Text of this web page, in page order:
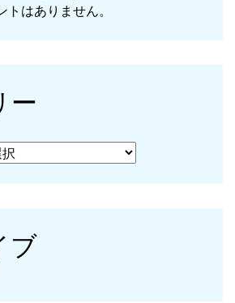
はありません。
ー
ブ